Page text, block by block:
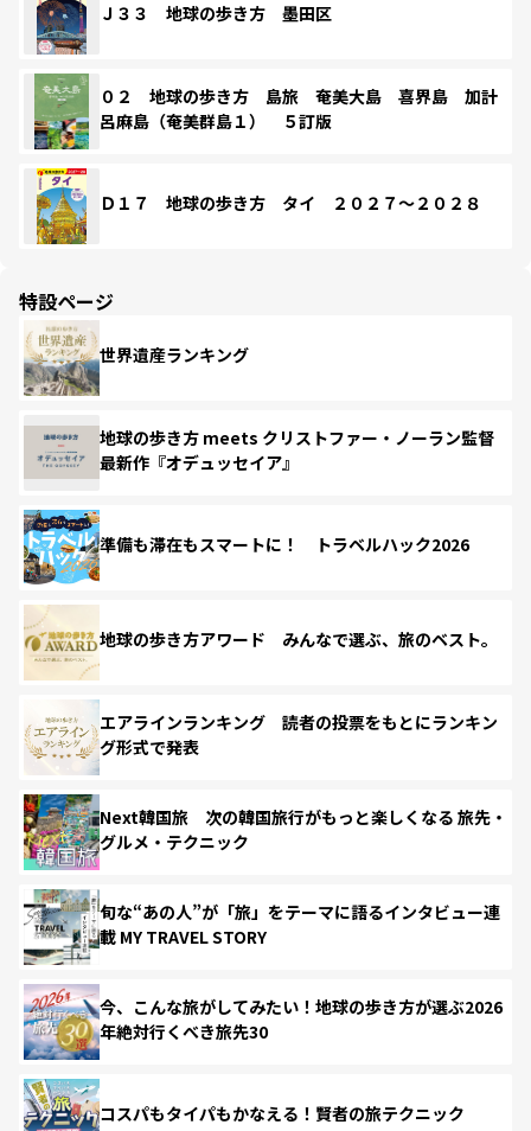
Ｊ３３ 地球の歩き方 墨田区
０２ 地球の歩き方 島旅 奄美大島 喜界島 加計
呂麻島（奄美群島１） ５訂版
Ｄ１７ 地球の歩き方 タイ ２０２７～２０２８
特設ページ
世界遺産ランキング
地球の歩き方 meets クリストファー・ノーラン監督
最新作『オデュッセイア』
準備も滞在もスマートに！ トラベルハック2026
地球の歩き方アワード みんなで選ぶ、旅のベスト。
エアラインランキング 読者の投票をもとにランキン
グ形式で発表
Next韓国旅 次の韓国旅行がもっと楽しくなる 旅先・
グルメ・テクニック
旬な“あの人”が「旅」をテーマに語るインタビュー連
載 MY TRAVEL STORY
今、こんな旅がしてみたい！地球の歩き方が選ぶ2026
年絶対行くべき旅先30
コスパもタイパもかなえる！賢者の旅テクニック